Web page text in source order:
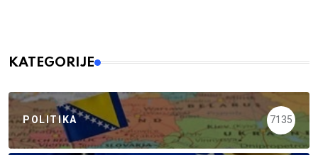
KATEGORIJE
POLITIKA 7135